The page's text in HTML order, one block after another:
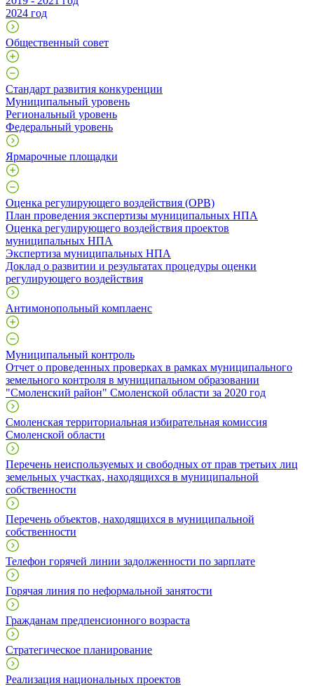
2024 год
Общественный совет
Стандарт развития конкуренции
Муниципальный уровень
Региональный уровень
Федеральный уровень
Ярмарочные площадки
Оценка регулирующего воздействия (ОРВ)
План проведения экспертизы муниципальных НПА
Оценка регулирующего воздействия проектов
муниципальных НПА
Экспертиза муниципальных НПА
Доклад о развитии и результатах процедуры оценки
регулирующего воздействия
Антимонопольный комплаенс
Муниципальный контроль
Отчет о проведенных проверках в рамках муниципального
земельного контроля в муниципальном образовании
"Смоленский район" Смоленской области за 2020 год
Смоленская территориальная избирательная комиссия
Смоленской области
Перечень неиспользуемых и свободных от прав третьих лиц
земельных участках, находящихся в муниципальной
собственности
Перечень объектов, находящихся в муниципальной
собственности
Телефон горячей линии задолженности по зарплате
Горячая линия по неформальной занятости
Гражданам предпенсионного возраста
Стратегическое планирование
Реализация национальных проектов